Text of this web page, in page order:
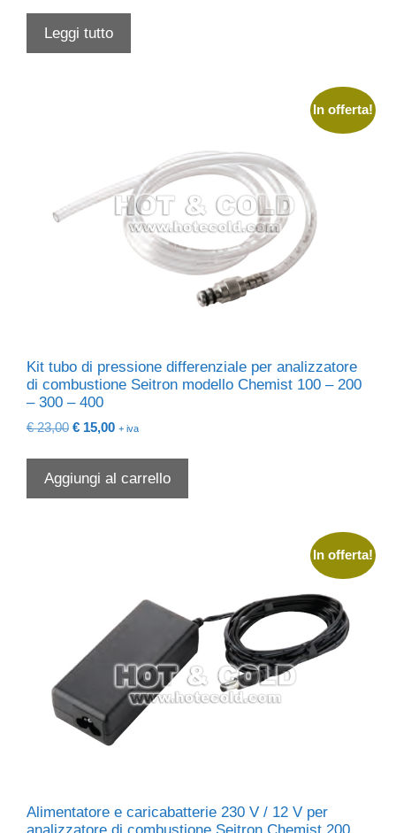
era:
€ 69,00.€ 42,09.
Leggi tutto
In offerta!
Kit tubo di pressione differenziale per analizzatore
di combustione Seitron modello Chemist 100 – 200
– 300 – 400
€23,00 Il
era:
€ 23,00.
€ 15,00Il
è:
€ 15,00.
+ iva
Aggiungi al carrello
In offerta!
Alimentatore e caricabatterie 230 V / 12 V per
analizzatore di combustione Seitron Chemist 200